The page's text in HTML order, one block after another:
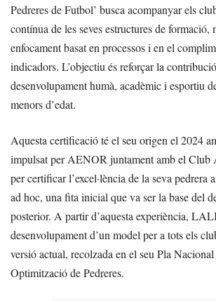
Pedreres de Futbol’ busca acompanyar els
contínua de les seves estructures de formació,
enfocament basat en processos i en el
indicadors. L’objectiu és reforçar la
desenvolupament humà, acadèmic i esportiu
menors d’edat.
Aquesta certificació té el seu origen el 2024
impulsat per AENOR juntament amb el Club
per certificar l’excel·lència de la seva pedrera
ad hoc, una fita inicial que va ser la base del
posterior. A partir d’aquesta experiència,
desenvolupament d’un model per a tots els
versió actual, recolzada en el seu Pla
Optimització de Pedreres.